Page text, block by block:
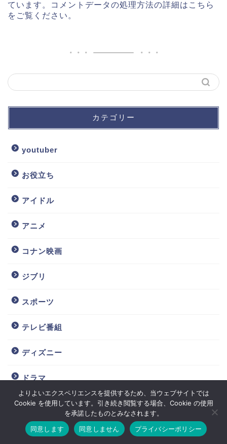
ています。
コメントデータの処理方法の詳細はこちら
をご覧ください 。
カテゴリー
youtuber
お役立ち
アイドル
アニメ
コナン映画
ジブリ
スポーツ
テレビ番組
ディズニー
ドラマ
元ジャニーズ
子供
ホーム お問い合わせ
よりよいエクスペリエンスを提供するため、当ウェブサイトでは
Cookie を使用しています。引き続き閲覧する場合、Cookie の使用
を承諾したものとみなされます。
同意します
同意しません プライバシーポリシー